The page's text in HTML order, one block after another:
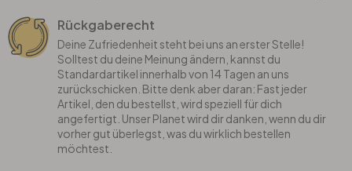
Rückgaberecht
Deine Zufriedenheit steht bei uns an erster Stelle!
Solltest du deine Meinung ändern, kannst du
Standardartikel innerhalb von 14 Tagen an uns
zurückschicken. Bitte denk aber daran: Fast jeder
Artikel, den du bestellst, wird speziell für dich
angefertigt. Unser Planet wird dir danken, wenn du dir
vorher gut überlegst, was du wirklich bestellen
möchtest.